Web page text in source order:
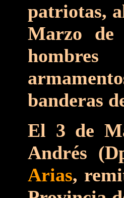
patriotas,
Marzo de
hombres
banderas
El 3 de
Andrés
Arias,